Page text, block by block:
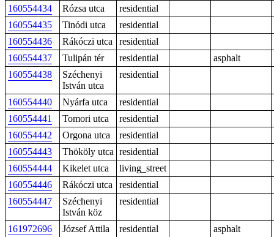
160554434
Rózsa utca
residential
160554435
Tinódi utca
residential
160554436
Rákóczi utca
residential
160554437
Tulipán tér residential
asphalt
160554438
Széchenyi
István utca
residential
160554440 Nyárfa utca
residential
160554441
Tomori utca
residential
160554442
Orgona utca
residential
160554443
Thököly utca residential
160554444
Kikelet utca
living_street
160554446
Rákóczi utca
residential
160554447
Széchenyi
István köz
residential
161972696
József Attila
residential asphalt